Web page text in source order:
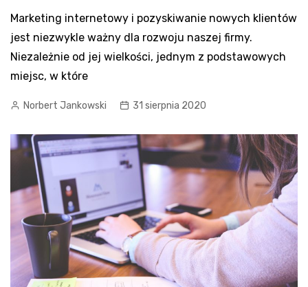
Marketing internetowy i pozyskiwanie nowych klientów
jest niezwykle ważny dla rozwoju naszej firmy.
Niezależnie od jej wielkości, jednym z podstawowych
miejsc, w które
Norbert Jankowski 31 sierpnia 2020